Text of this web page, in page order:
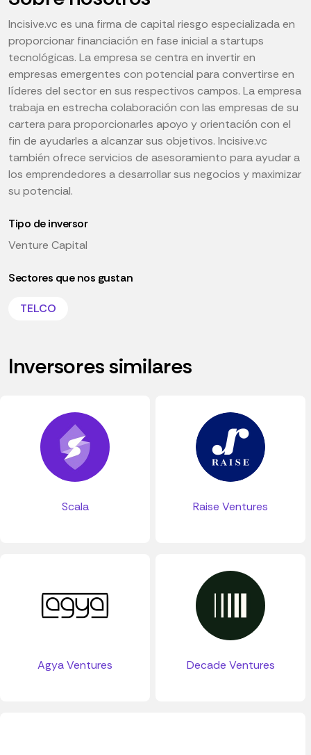
Incisive.vc es una firma de capital riesgo especializada en
proporcionar financiación en fase inicial a startups
tecnológicas. La empresa se centra en invertir en
empresas emergentes con potencial para convertirse en
líderes del sector en sus respectivos campos. La empresa
trabaja en estrecha colaboración con las empresas de su
cartera para proporcionarles apoyo y orientación con el
fin de ayudarles a alcanzar sus objetivos. Incisive.vc
también ofrece servicios de asesoramiento para ayudar a
los emprendedores a desarrollar sus negocios y maximizar
su potencial.
Tipo de inversor
Venture Capital
Sectores que nos gustan
TELCO
Inversores similares
Scala Raise Ventures
Agya Ventures Decade Ventures